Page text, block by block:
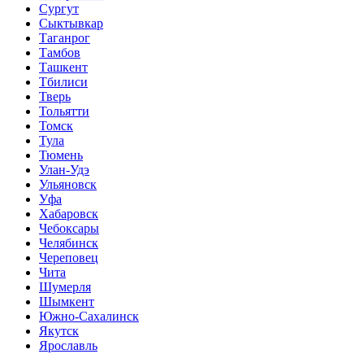
Сургут
Сыктывкар
Таганрог
Тамбов
Ташкент
Тбилиси
Тверь
Тольятти
Томск
Тула
Тюмень
Улан-Удэ
Ульяновск
Уфа
Хабаровск
Чебоксары
Челябинск
Череповец
Чита
Шумерля
Шымкент
Южно-Сахалинск
Якутск
Ярославль